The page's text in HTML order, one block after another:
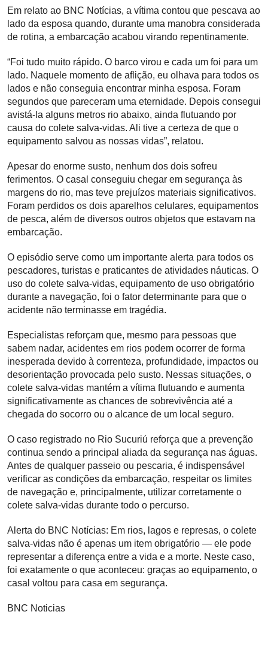
Em relato ao BNC Notícias, a vítima contou que pescava ao
lado da esposa quando, durante uma manobra considerada
de rotina, a embarcação acabou virando repentinamente.
“Foi tudo muito rápido. O barco virou e cada um foi para um
lado. Naquele momento de aflição, eu olhava para todos os
lados e não conseguia encontrar minha esposa. Foram
segundos que pareceram uma eternidade. Depois consegui
avistá-la alguns metros rio abaixo, ainda flutuando por
causa do colete salva-vidas. Ali tive a certeza de que o
equipamento salvou as nossas vidas”, relatou.
Apesar do enorme susto, nenhum dos dois sofreu
ferimentos. O casal conseguiu chegar em segurança às
margens do rio, mas teve prejuízos materiais significativos.
Foram perdidos os dois aparelhos celulares, equipamentos
de pesca, além de diversos outros objetos que estavam na
embarcação.
O episódio serve como um importante alerta para todos os
pescadores, turistas e praticantes de atividades náuticas. O
uso do colete salva-vidas, equipamento de uso obrigatório
durante a navegação, foi o fator determinante para que o
acidente não terminasse em tragédia.
Especialistas reforçam que, mesmo para pessoas que
sabem nadar, acidentes em rios podem ocorrer de forma
inesperada devido à correnteza, profundidade, impactos ou
desorientação provocada pelo susto. Nessas situações, o
colete salva-vidas mantém a vítima flutuando e aumenta
significativamente as chances de sobrevivência até a
chegada do socorro ou o alcance de um local seguro.
O caso registrado no Rio Sucuriú reforça que a prevenção
continua sendo a principal aliada da segurança nas águas.
Antes de qualquer passeio ou pescaria, é indispensável
verificar as condições da embarcação, respeitar os limites
de navegação e, principalmente, utilizar corretamente o
colete salva-vidas durante todo o percurso.
Alerta do BNC Notícias: Em rios, lagos e represas, o colete
salva-vidas não é apenas um item obrigatório — ele pode
representar a diferença entre a vida e a morte. Neste caso,
foi exatamente o que aconteceu: graças ao equipamento, o
casal voltou para casa em segurança.
BNC Noticias